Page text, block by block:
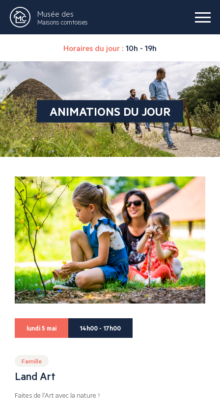
Musée des
Maisons comtoises
Horaires du jour : 10h - 19h
ANIMATIONS DU JOUR
lundi 5 mai 14h00 - 17h00
Famille
Land Art
Faites de l’Art avec la nature !